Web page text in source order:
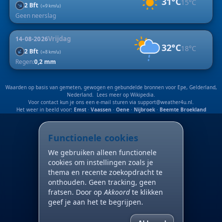
15°C
Geen neerslag
↑2 Bft (≈9 km/u)
14-08-2026Vrijdag
32°C18°C
Regen:0,2 mm
↑2 Bft (≈8 km/u)
Waarden op basis van gemeten, gewogen en gebundelde bronnen voor Epe, Gelderland,
Nederland. Lees meer op Wikipedia.
Voor contact kun je ons een e-mail sturen via support@weather4u.nl.
Het weer in beeld voor: Emst· Vaassen · Oene· Nijbroek· Beemte Broekland
Functionele cookies
We gebruiken alleen functionele
cookies om instellingen zoals je
thema en recente zoekopdracht te
onthouden. Geen tracking, geen
fratsen. Door opAkkoordte klikken
geef je aan het te begrijpen.